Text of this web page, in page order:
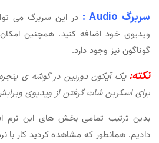
سربرگ Audio :
در این سربرگ می
ویدیوی خود اضافه کنید. همچنین
گوناگون نیز وجود دارد.
نکته: یک آیکون دوربین در گوشه ی
برای اسکرین شات گرفتن از ویدیوی
بدین ترتیب تمامی بخش های این نرم
دادیم. همانطور که مشاهده کردید کار با